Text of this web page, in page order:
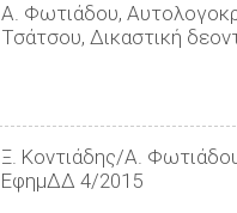
Α. Φωτιάδου,
Τσάτσου, Δικαστική
Ξ. Κοντιάδης/Α.
ΕφημΔΔ 4/2015